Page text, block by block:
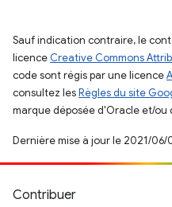
Sauf indication contraire, le
licence Creative Commons
code sont régis par une licence
consultez lesRègles du site
marque déposée d'Oracle et/ou
Dernière mise à jour le 2021/06/
Contribuer